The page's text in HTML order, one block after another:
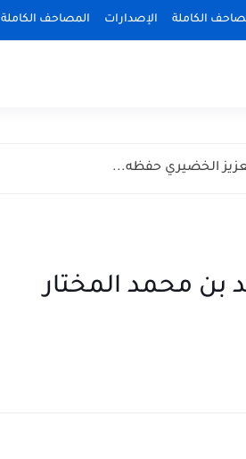
الكاملة الإصدارات المصاحف الكاملة
الخضيري حفظه...
بن محمد المختار